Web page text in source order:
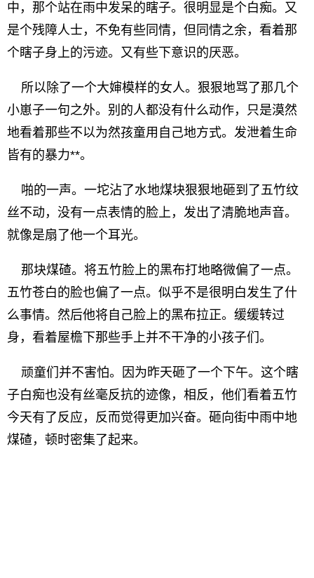
中，那个站在雨中发呆的瞎子。很明显是个白痴。又
是个残障人士，不免有些同情，但同情之余，看着那
个瞎子身上的污迹。又有些下意识的厌恶。
所以除了一个大婶模样的女人。狠狠地骂了那几个
小崽子一句之外。别的人都没有什么动作，只是漠然
地看着那些不以为然孩童用自己地方式。发泄着生命
皆有的暴力**。
啪的一声。一坨沾了水地煤块狠狠地砸到了五竹纹
丝不动，没有一点表情的脸上，发出了清脆地声音。
就像是扇了他一个耳光。
那块煤碴。将五竹脸上的黑布打地略微偏了一点。
五竹苍白的脸也偏了一点。似乎不是很明白发生了什
么事情。然后他将自己脸上的黑布拉正。缓缓转过
身，看着屋檐下那些手上并不干净的小孩子们。
顽童们并不害怕。因为昨天砸了一个下午。这个瞎
子白痴也没有丝毫反抗的迹像，相反，他们看着五竹
今天有了反应，反而觉得更加兴奋。砸向街中雨中地
煤碴，顿时密集了起来。